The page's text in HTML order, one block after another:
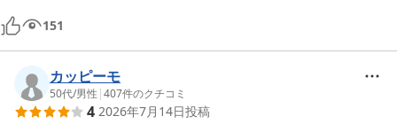
151
カッピーモ
50代/男性 |407件のクチコミ
4 2026年7月14日投稿